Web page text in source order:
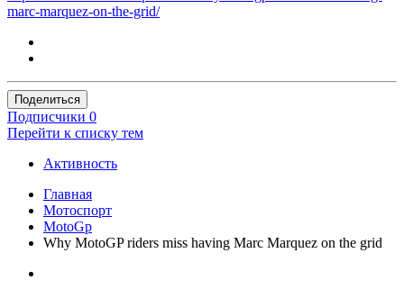
marc-marquez-on-the-grid/
Поделиться
Подписчики 0
Перейти к списку тем
Активность
Главная
Мотоспорт
MotoGp
Why MotoGP riders miss having Marc Marquez on the grid